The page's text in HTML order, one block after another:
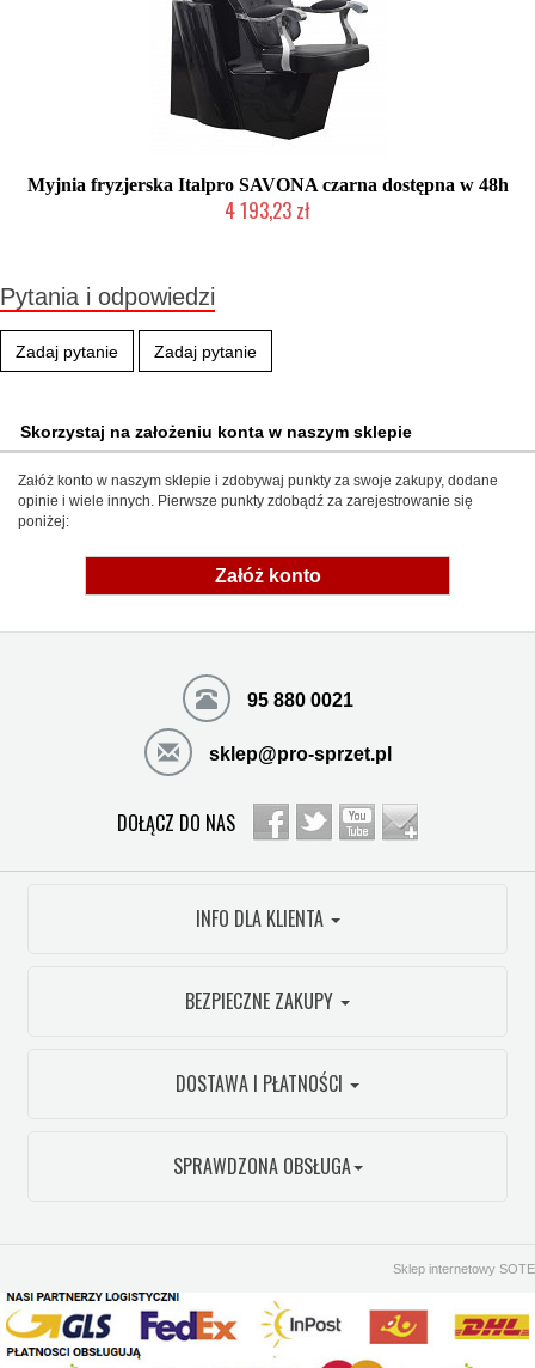
Myjnia fryzjerska Italpro SAVONA czarna dostępna w 48h
4 193,23 zł
Pytania i odpowiedzi
Zadaj pytanie Zadaj pytanie
Skorzystaj na założeniu konta w naszym sklepie
Załóż konto w naszym sklepie i zdobywaj punkty za swoje zakupy, dodane
opinie i wiele innych. Pierwsze punkty zdobądź za zarejestrowanie się
poniżej:
Załóż konto
95 880 0021
sklep@pro-sprzet.pl
DOŁĄCZ DO NAS
INFO DLA KLIENTA
BEZPIECZNE ZAKUPY
DOSTAWA I PŁATNOŚCI
SPRAWDZONA OBSŁUGA
Sklep internetowy SOTE